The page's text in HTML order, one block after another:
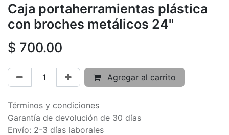
Caja portaherramientas plástica
con broches metálicos 24"
$ 700.00
Agregar al carrito
Términos y condiciones
Garantía de devolución de 30 días
Envío: 2-3 días laborales